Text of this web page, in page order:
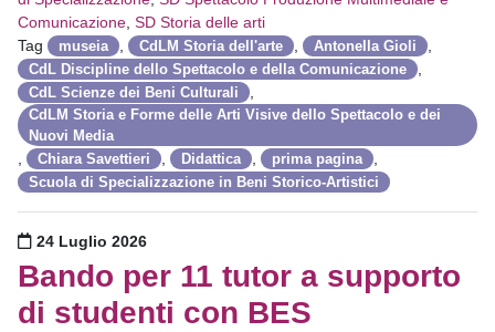
Comunicazione, SD Storia delle arti
Tag
museia , CdLM Storia dell'arte , Antonella Gioli ,
CdL Discipline dello Spettacolo e della Comunicazione ,
CdL Scienze dei Beni Culturali ,
CdLM Storia e Forme delle Arti Visive dello Spettacolo e dei
Nuovi Media
, Chiara Savettieri , Didattica , prima pagina ,
Scuola di Specializzazione in Beni Storico-Artistici
Pubblicato il
24 Luglio 2026
Bando per 11 tutor a supporto
di studenti con BES